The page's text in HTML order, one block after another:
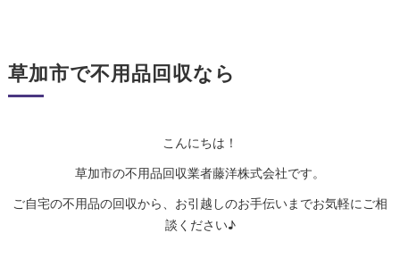
草加市で不用品回収なら
こんにちは！
草加市の不用品回収業者藤洋株式会社です。
ご自宅の不用品の回収から、お引越しのお手伝いまでお気軽にご相
談ください♪